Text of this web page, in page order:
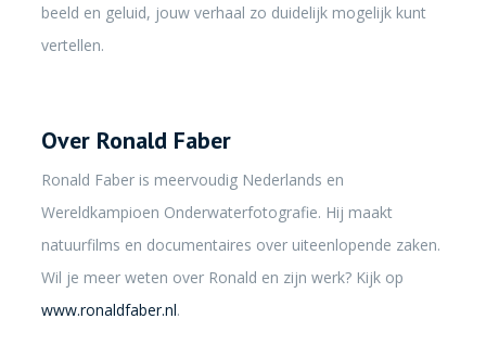
beeld en geluid, jouw verhaal zo duidelijk mogelijk kunt
vertellen.
Over Ronald Faber
Ronald Faber is meervoudig Nederlands en
Wereldkampioen Onderwaterfotografie. Hij maakt
natuurfilms en documentaires over uiteenlopende zaken.
Wil je meer weten over Ronald en zijn werk? Kijk op
www.ronaldfaber.nl.